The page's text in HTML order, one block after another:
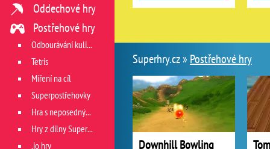
Superhry.cz » Postřehové hry
Downhill Bowling
Oddechové hry
Postřehové hry
Odbourávání kuliček
Tetris
Míření na cíl
Superpostřehovky
Hra s neposedným míčkem
Hry z dílny Superhry.cz
.io hry